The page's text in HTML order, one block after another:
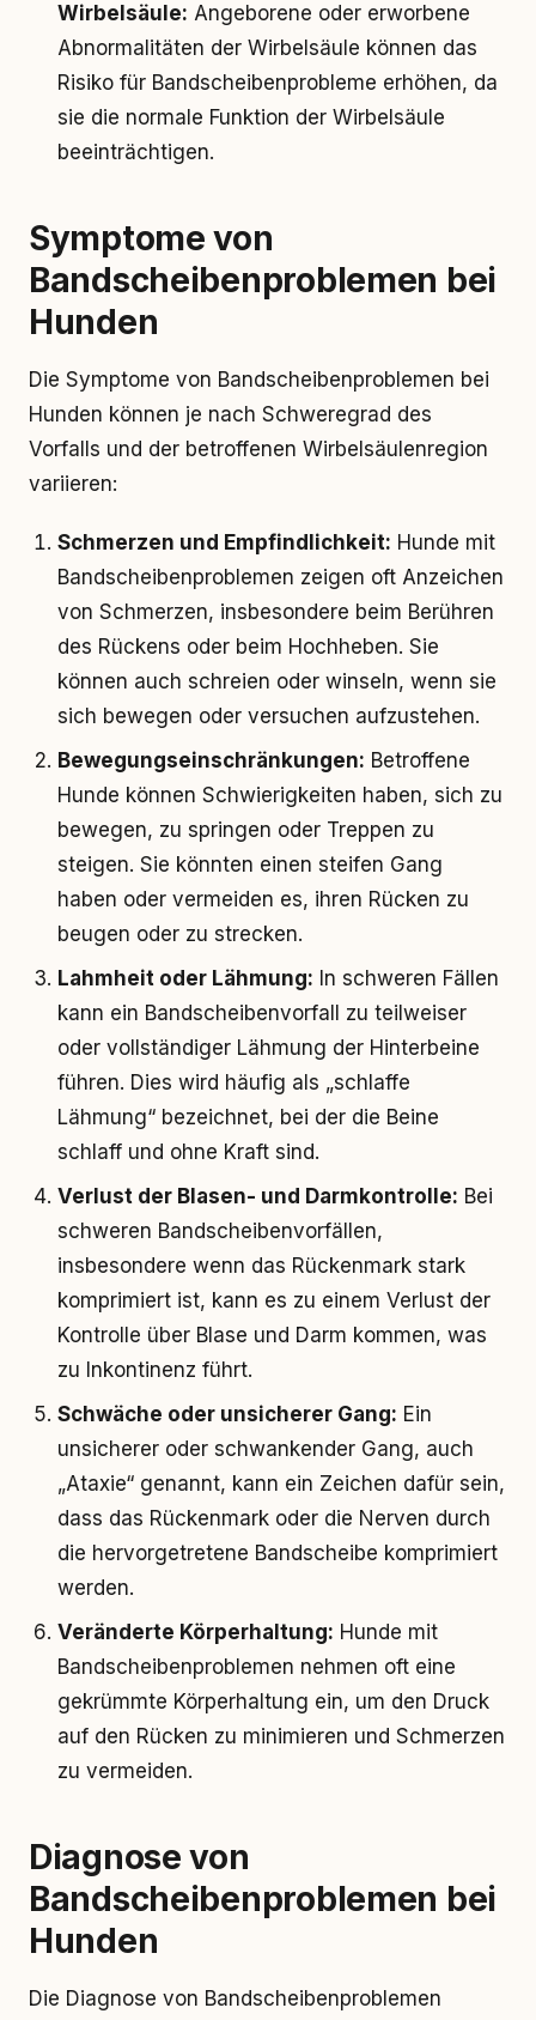
Wirbelsäule: Angeborene oder erworbene
Abnormalitäten der Wirbelsäule können das
Risiko für Bandscheibenprobleme erhöhen, da
sie die normale Funktion der Wirbelsäule
beeinträchtigen.
Symptome von
Bandscheibenproblemen bei
Hunden
Die Symptome von Bandscheibenproblemen bei
Hunden können je nach Schweregrad des
Vorfalls und der betroffenen Wirbelsäulenregion
variieren:
Schmerzen und Empfindlichkeit: Hunde mit
Bandscheibenproblemen zeigen oft Anzeichen
von Schmerzen, insbesondere beim Berühren
des Rückens oder beim Hochheben. Sie
können auch schreien oder winseln, wenn sie
sich bewegen oder versuchen aufzustehen.
Bewegungseinschränkungen: Betroffene
Hunde können Schwierigkeiten haben, sich zu
bewegen, zu springen oder Treppen zu
steigen. Sie könnten einen steifen Gang
haben oder vermeiden es, ihren Rücken zu
beugen oder zu strecken.
Lahmheit oder Lähmung: In schweren Fällen
kann ein Bandscheibenvorfall zu teilweiser
oder vollständiger Lähmung der Hinterbeine
führen. Dies wird häufig als „schlaffe
Lähmung“ bezeichnet, bei der die Beine
schlaff und ohne Kraft sind.
Verlust der Blasen- und Darmkontrolle: Bei
schweren Bandscheibenvorfällen,
insbesondere wenn das Rückenmark stark
komprimiert ist, kann es zu einem Verlust der
Kontrolle über Blase und Darm kommen, was
zu Inkontinenz führt.
Schwäche oder unsicherer Gang: Ein
unsicherer oder schwankender Gang, auch
„Ataxie“ genannt, kann ein Zeichen dafür sein,
dass das Rückenmark oder die Nerven durch
die hervorgetretene Bandscheibe komprimiert
werden.
Veränderte Körperhaltung: Hunde mit
Bandscheibenproblemen nehmen oft eine
gekrümmte Körperhaltung ein, um den Druck
auf den Rücken zu minimieren und Schmerzen
zu vermeiden.
Diagnose von
Bandscheibenproblemen bei
Hunden
Die Diagnose von Bandscheibenproblemen